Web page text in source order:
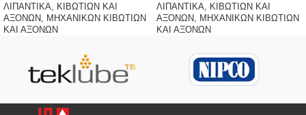
ΛΙΠΑΝΤΙΚΑ
ΚΙΒΩΤΙΩΝ ΚΑΙ
ΑΞΟΝΩΝ
ΜΗΧΑΝΙΚΩΝ ΚΙΒΩΤΙΩΝ
ΚΑΙ ΑΞΟΝΩΝ
ΛΙΠΑΝΤΙΚΑ
ΚΙΒΩΤΙΩΝ ΚΑΙ
ΑΞΟΝΩΝ
ΜΗΧΑΝΙΚΩΝ ΚΙΒΩΤΙΩΝ
ΚΑΙ ΑΞΟΝΩΝ